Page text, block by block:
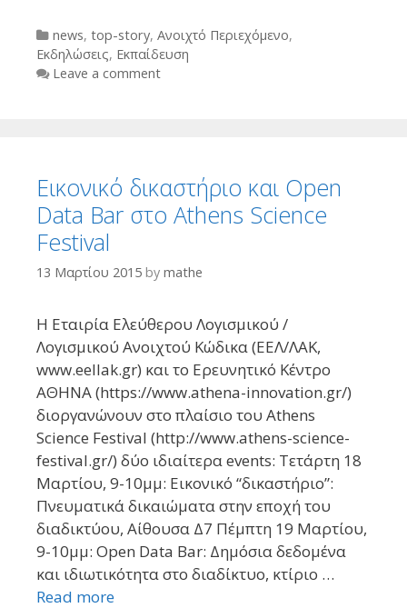
Categories
news, top-story, Ανοιχτό Περιεχόμενο,
Εκδηλώσεις, Εκπαίδευση
Leave a comment
Εικονικό δικαστήριο και Open
Data Bar στο Athens Science
Festival
13 Μαρτίου 2015 by mathe
Η Εταιρία Ελεύθερου Λογισμικού /
Λογισμικού Ανοιχτού Κώδικα (ΕΕΛ/ΛΑΚ,
www.eellak.gr) και το Ερευνητικό Κέντρο
ΑΘΗΝΑ (https://www.athena-innovation.gr/)
διοργανώνουν στο πλαίσιο του Athens
Science Festival (http://www.athens-science-
festival.gr/) δύο ιδιαίτερα events: Τετάρτη 18
Μαρτίου, 9-10μμ: Εικονικό “δικαστήριο”:
Πνευματικά δικαιώματα στην εποχή του
διαδικτύου, Αίθουσα Δ7 Πέμπτη 19 Μαρτίου,
9-10μμ: Open Data Bar: Δημόσια δεδομένα
και ιδιωτικότητα στο διαδίκτυο, κτίριο …
Read more